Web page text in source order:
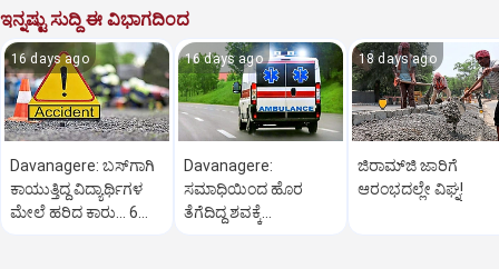
ಇನ್ನಷ್ಟು ಸುದ್ದಿ ಈ ವಿಭಾಗದಿಂದ
16 days ago
Davanagere: ಬಸ್‌ಗಾಗಿ
ಕಾಯುತ್ತಿದ್ದ ವಿದ್ಯಾರ್ಥಿಗಳ
ಮೇಲೆ ಹರಿದ ಕಾರು... 6
16 days ago
Davanagere:
ಸಮಾಧಿಯಿಂದ ಹೊರ
ತೆಗೆದಿದ್ದ ಶವಕ್ಕೆ
18 days ago
ಜಿರಾಮ್‌ಜಿ ಜಾರಿಗೆ
ಆರಂಭದಲ್ಲೇ ವಿಘ್ನ!